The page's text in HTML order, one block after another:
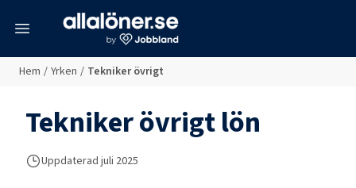
Hem / Yrken / Tekniker övrigt
Tekniker övrigtlön
Uppdaterad juli 2025